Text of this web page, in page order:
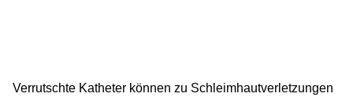
Verrutschte Katheter können zu Schleimhautverletzungen